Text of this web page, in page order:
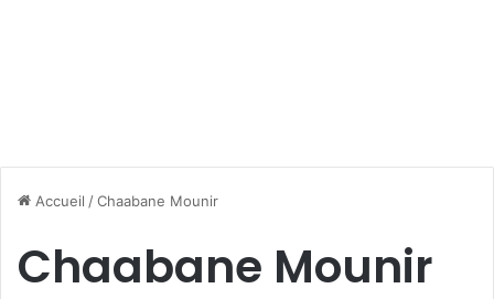
Accueil /Chaabane Mounir
Chaabane Mounir